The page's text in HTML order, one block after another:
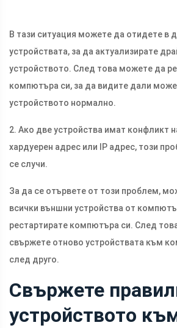
В тази ситуация можете да отидете в
устройствата, за да актуализирате
устройството. След това можете да
компютъра си, за да видите дали
устройството нормално.
2. Ако две устройства имат конфликт
хардуерен адрес или IP адрес, този
се случи.
За да се отървете от този проблем,
всички външни устройства от
рестартирате компютъра си. След
свържете отново устройствата към
след друго.
Свържете
устройството